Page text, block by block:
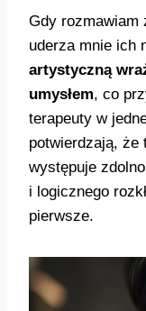
Gdy rozmawiam
uderza mnie ich
artystyczną
umysłem, co
terapeuty w
potwierdzają, że
występuje
i logicznego
pierwsze.